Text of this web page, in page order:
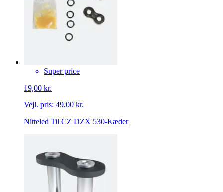
Super price
19,00 kr.
Vejl. pris: 49,00 kr.
Nitteled Til CZ DZX 530-Kæder